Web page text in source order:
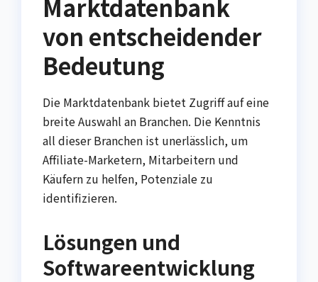
Marktdatenbank
von entscheidender
Bedeutung
Die Marktdatenbank bietet Zugriff auf eine
breite Auswahl an Branchen. Die Kenntnis
all dieser Branchen ist unerlässlich, um
Affiliate-Marketern, Mitarbeitern und
Käufern zu helfen, Potenziale zu
identifizieren.
Lösungen und
Softwareentwicklung